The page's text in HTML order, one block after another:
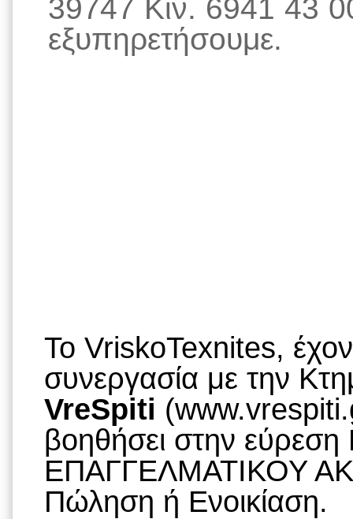
39747 Κιν. 6941 43
εξυπηρετήσουμε.
To VriskoTexnites,
συνεργασία με την
VreSpiti
βοηθήσει στην
ΕΠΑΓΓΕΛΜΑΤΙΚΟΥ
Πώληση ή Ενοικίαση.